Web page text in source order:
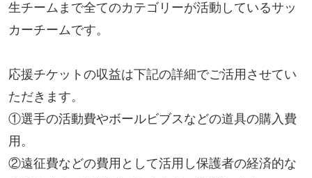
生チームまで全てのカテゴリーが活動しているサッ
カーチームです。
応援チケットの収益は下記の詳細でご活用させてい
ただきます。
①選手の活動費やボールビブスなどの道具の購入費
用。
②遠征費などの費用として活用し保護者の経済的な